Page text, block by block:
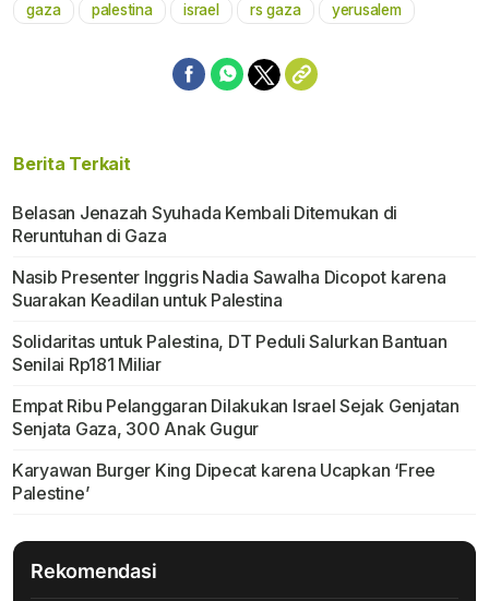
Mute
gaza palestina israel rs gaza yerusalem
Berita Terkait
Belasan Jenazah Syuhada Kembali Ditemukan di
Reruntuhan di Gaza
Nasib Presenter Inggris Nadia Sawalha Dicopot karena
Suarakan Keadilan untuk Palestina
Solidaritas untuk Palestina, DT Peduli Salurkan Bantuan
Senilai Rp181 Miliar
Empat Ribu Pelanggaran Dilakukan Israel Sejak Genjatan
Senjata Gaza, 300 Anak Gugur
Karyawan Burger King Dipecat karena Ucapkan ‘Free
Palestine’
Rekomendasi